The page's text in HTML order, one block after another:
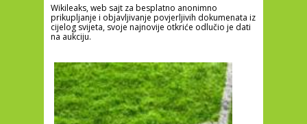
Wikileaks, web sajt za besplatno anonimno
prikupljanje i objavljivanje povjerljivih dokumenata iz
cijelog svijeta, svoje najnovije otkriće odlučio je dati
na aukciju.